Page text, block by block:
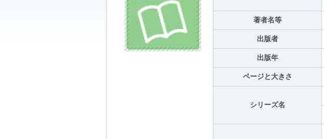
著者名等
出版者
出版年
ページと大きさ
シリーズ名